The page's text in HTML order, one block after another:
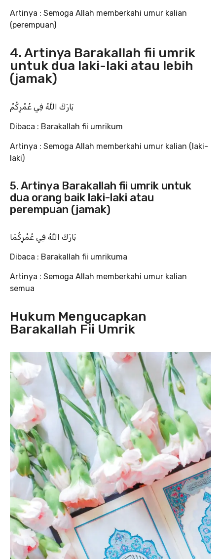
Artinya : Semoga Allah memberkahi umur kalian
(perempuan)
4. Artinya Barakallah fii umrik
untuk dua laki-laki atau lebih
(jamak)
بَارَكَ اللَّهُ فِي عُمْرِكُمْ
Dibaca : Barakallah fii umrikum
Artinya : Semoga Allah memberkahi umur kalian (laki-
laki)
5. Artinya Barakallah fii umrik untuk
dua orang baik laki-laki atau
perempuan (jamak)
بَارَكَ اللَّهُ فِي عُمْرِكُمَا
Dibaca : Barakallah fii umrikuma
Artinya : Semoga Allah memberkahi umur kalian
semua
Hukum Mengucapkan
Barakallah Fii Umrik